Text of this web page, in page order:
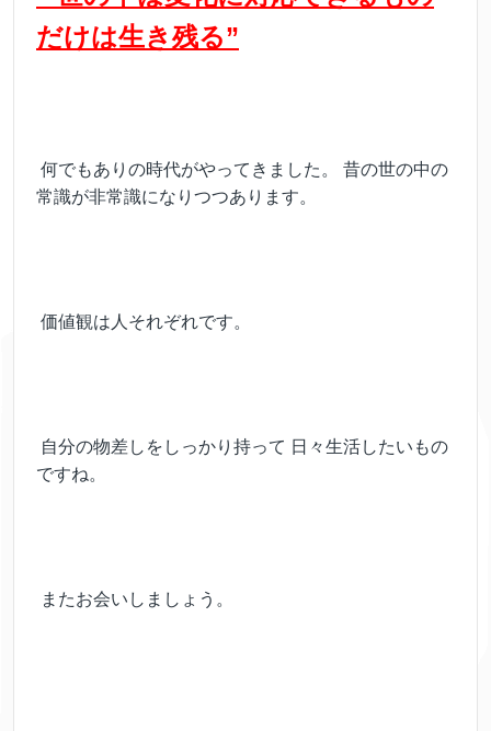
だけは生き残る”
何でもありの時代がやってきました。 昔の世の中の
常識が非常識になりつつあります。
価値観は人それぞれです。
自分の物差しをしっかり持って 日々生活したいもの
ですね。
またお会いしましょう。